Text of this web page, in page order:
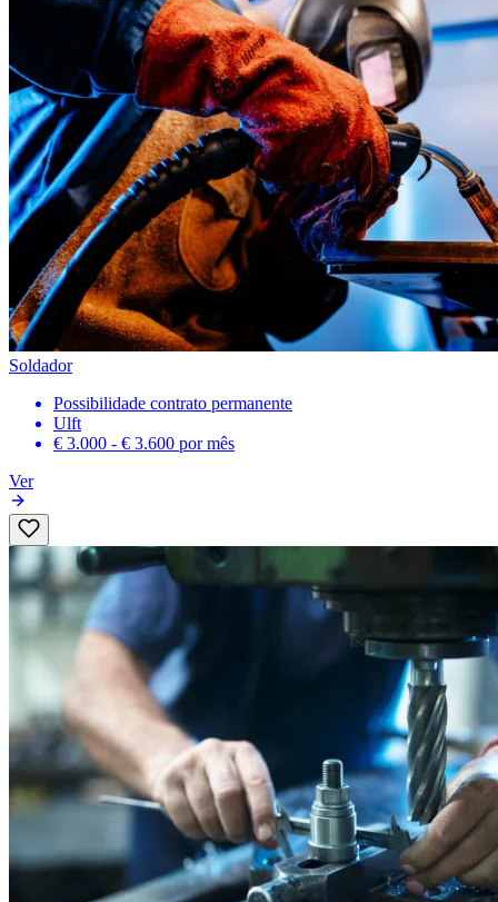
Soldador
Possibilidade contrato permanente
Ulft
€ 3.000 - € 3.600 por mês
Ver